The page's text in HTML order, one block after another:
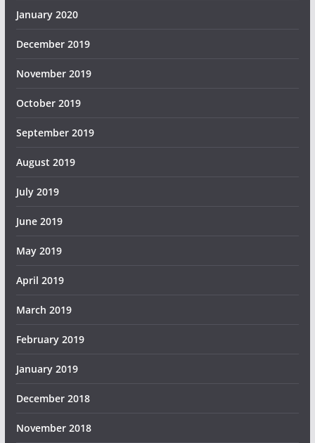
January 2020
December 2019
November 2019
October 2019
September 2019
August 2019
July 2019
June 2019
May 2019
April 2019
March 2019
February 2019
January 2019
December 2018
November 2018